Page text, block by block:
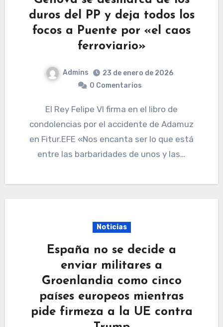
duros del PP y deja todos los
focos a Puente por «el caos
ferroviario»
Admins
23 de enero de 2026
0 Comentarios
El Rey Felipe VI firma en el libro de
condolencias por el accidente de Adamuz
en Fitur.EFE «Nos encanta ser lo que está
entre las barbaridades de unos y las…
Noticias
España no se decide a
enviar militares a
Groenlandia como cinco
países europeos mientras
pide firmeza a la UE contra